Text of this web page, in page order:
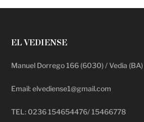
EL VEDIENSE
Manuel Dorrego 166 (6030) / Vedia
Email: elvediense1@gmail.com
TEL: 0236 154654476/ 15466778